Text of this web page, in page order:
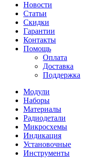
Новости
Статьи
Скидки
Гарантии
Контакты
Помощь
Оплата
Доставка
Поддержка
Модули
Наборы
Материалы
Радиодетали
Микросхемы
Индикация
Установочные
Инструменты